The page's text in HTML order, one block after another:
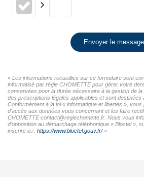
Envoyer le message
« Les informations recueillies sur ce formulaire sont
informatisé par régie CHOMETTE pour gérer votre
conservées pour la durée nécessaire à la gestion de
des prescriptions légales applicables et sont destinées
Conformément à la loi « informatique et libertés »,
d'accès aux données vous concernant et les faire
CHOMETTE contact@regiechomette.fr. Nous vous
d'opposition au démarchage téléphonique « Bloctel »,
inscrire ici : https://www.bloctel.gouv.fr/»